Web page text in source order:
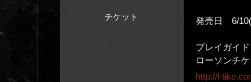
チケット 発売日 6/
プレイガイド
ローソンチ
http://l-